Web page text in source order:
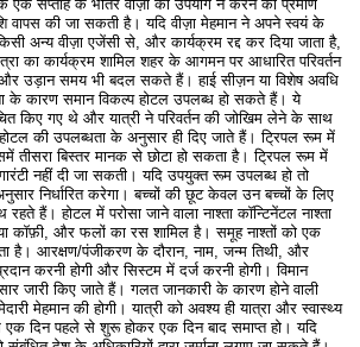
एक सप्ताह के भीतर वीज़ा का उपयोग न करने का प्रमाण
वापस की जा सकती है। यदि वीज़ा मेहमान ने अपने स्वयं के
अन्य वीज़ा एजेंसी से, और कार्यक्रम रद्द कर दिया जाता है,
का कार्यक्रम शामिल शहर के आगमन पर आधारित परिवर्तन
उड़ान समय भी बदल सकते हैं। हाई सीज़न या विशेष अवधि
के कारण समान विकल्प होटल उपलब्ध हो सकते हैं। ये
किए गए थे और यात्री ने परिवर्तन की जोखिम लेने के साथ
की उपलब्धता के अनुसार ही दिए जाते हैं। ट्रिपल रूम में
तीसरा बिस्तर मानक से छोटा हो सकता है। ट्रिपल रूम में
नहीं दी जा सकती। यदि उपयुक्त रूम उपलब्ध हो तो
निर्धारित करेगा। बच्चों की छूट केवल उन बच्चों के लिए
हैं। होटल में परोसा जाने वाला नाश्ता कॉन्टिनेंटल नाश्ता
कॉफ़ी, और फलों का रस शामिल है। समूह नाश्तों को एक
है। आरक्षण/पंजीकरण के दौरान, नाम, जन्म तिथी, और
करनी होगी और सिस्टम में दर्ज करनी होगी। विमान
जारी किए जाते हैं। गलत जानकारी के कारण होने वाली
मेहमान की होगी। यात्री को अवश्य ही यात्रा और स्वास्थ्य
से एक दिन पहले से शुरू होकर एक दिन बाद समाप्त हो। यदि